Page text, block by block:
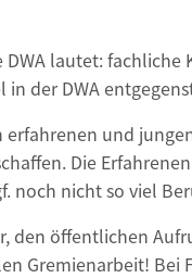
lautet:
der DWA
erfahrenen und
Die
noch nicht so viel
den öffentlichen
Gremienarbeit! Bei